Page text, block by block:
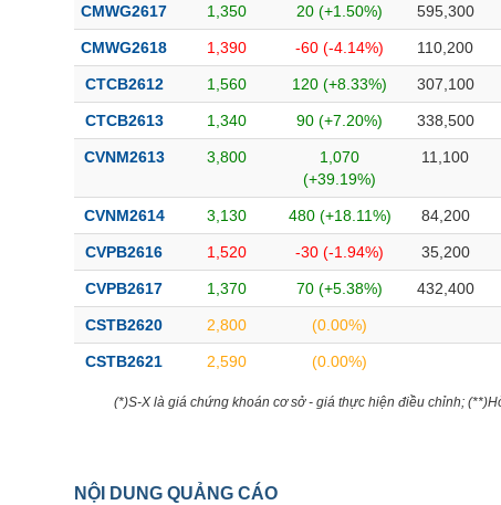
CMWG2617 1,350 20 (+1.50%) 595,300
CMWG2618 1,390 -60 (-4.14%) 110,200
CTCB2612 1,560 120 (+8.33%) 307,100
CTCB2613 1,340 90 (+7.20%) 338,500
CVNM2613 3,800
1,070
(+39.19%)
11,100
CVNM2614 3,130 480 (+18.11%) 84,200
CVPB2616 1,520 -30 (-1.94%) 35,200
CVPB2617 1,370 70 (+5.38%) 432,400
CSTB2620 2,800 (0.00%)
CSTB2621 2,590 (0.00%)
(*)S-X là giá chứng khoán cơ sở - giá thực hiện điều chỉnh;